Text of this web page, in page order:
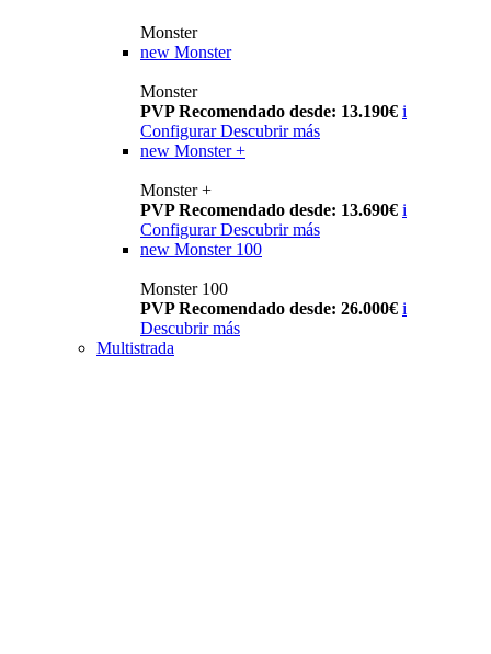
Monster
new Monster
Monster
PVP Recomendado desde: 13.190€ i
Configurar Descubrir más
new Monster +
Monster +
PVP Recomendado desde: 13.690€ i
Configurar Descubrir más
new Monster 100
Monster 100
PVP Recomendado desde: 26.000€ i
Descubrir más
Multistrada